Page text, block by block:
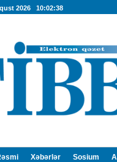
2026 10:02:39
Xəbərlər Sosium